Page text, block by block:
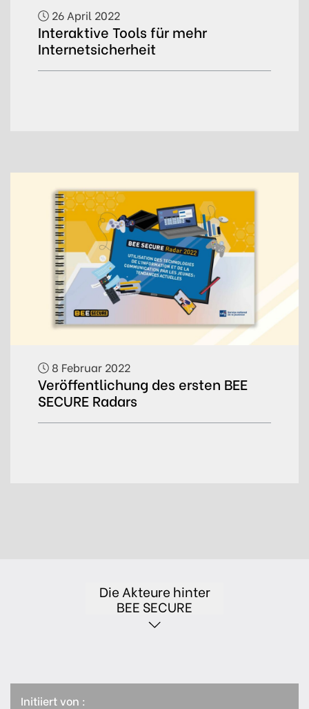
26 April 2022
Interaktive Tools für mehr
Internetsicherheit
8 Februar 2022
Veröffentlichung des ersten BEE
SECURE Radars
Die Akteure hinter
BEE SECURE
Initiiert von :